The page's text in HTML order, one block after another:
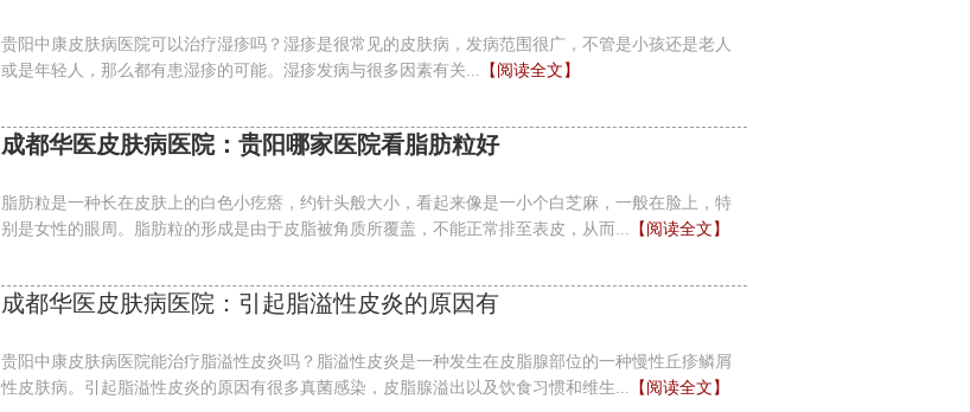
贵阳中康皮肤病医院可以治疗湿疹吗？湿疹是很常见的皮肤病，发病范围很广，不管是小孩还是老人
或是年轻人，那么都有患湿疹的可能。湿疹发病与很多因素有关... 【阅读全文】
成都华医皮肤病医院：贵阳哪家医院看脂肪粒好
脂肪粒是一种长在皮肤上的白色小疙瘩，约针头般大小，看起来像是一小个白芝麻，一般在脸上，特
别是女性的眼周。脂肪粒的形成是由于皮脂被角质所覆盖，不能正常排至表皮，从而... 【阅读全文】
成都华医皮肤病医院：引起脂溢性皮炎的原因有
贵阳中康皮肤病医院能治疗脂溢性皮炎吗？脂溢性皮炎是一种发生在皮脂腺部位的一种慢性丘疹鳞屑
性皮肤病。引起脂溢性皮炎的原因有很多真菌感染，皮脂腺溢出以及饮食习惯和维生... 【阅读全文】